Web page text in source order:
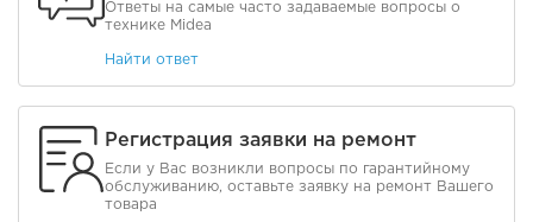
Ответы на самые часто задаваемые вопросы о
технике Midea
Найти ответ
Регистрация заявки на ремонт
Если у Вас возникли вопросы по гарантийному
обслуживанию, оставьте заявку на ремонт Вашего
товара